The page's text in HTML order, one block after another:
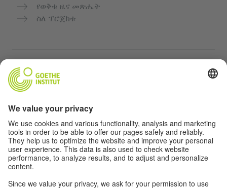
የወቅቱ ዜና መጽሔት
ስለ ፕሮጀክቱ
የGoethe-Institut የጀርመን ቋንቋ ክፍሎች
የአስተማማኝ መድረክ „Deutschstunde“
ግላዊነት እና አንዳች እንቅስቃሴ የለሽ መዳረሻ